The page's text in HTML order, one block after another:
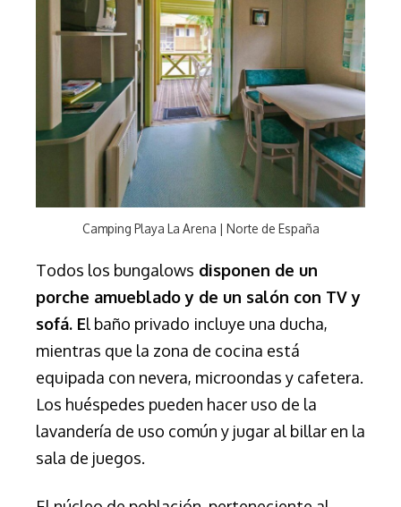
Camping Playa La Arena | Norte de España
Todos los bungalows disponen de un
porche amueblado y de un salón con TV y
sofá. El baño privado incluye una ducha,
mientras que la zona de cocina está
equipada con nevera, microondas y cafetera.
Los huéspedes pueden hacer uso de la
lavandería de uso común y jugar al billar en la
sala de juegos.